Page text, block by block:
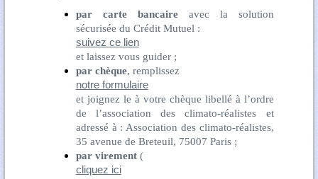
par carte bancaireavec la solution
sécurisée du Crédit Mutuel :
suivez ce lien
et laissez vous guider ;
par chèque, remplissez
notre formulaire
et joignez le à votre chèque libellé à l’ordre
de l’association des climato-réalistes et
adressé à : Association des climato-réalistes,
35 avenue de Breteuil, 75007 Paris ;
par virement(
cliquez ici